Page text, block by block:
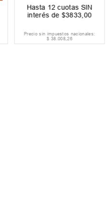
Hasta 12 cuotas SIN
interés de$3833 00
Precio sin impuestos nacionales:
$ 38.008,26